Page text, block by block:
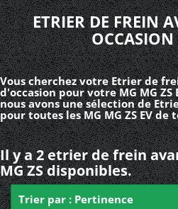
ETRIER DE FREIN
Vous cherchez votre Etrier de
d'occasion pour votre MG MG ZS
nous avons une sélection de
pour toutes les MG MG ZS EV
Il y a 2 etrier de frein
MG ZS disponibles.
Trier par : Pertinence